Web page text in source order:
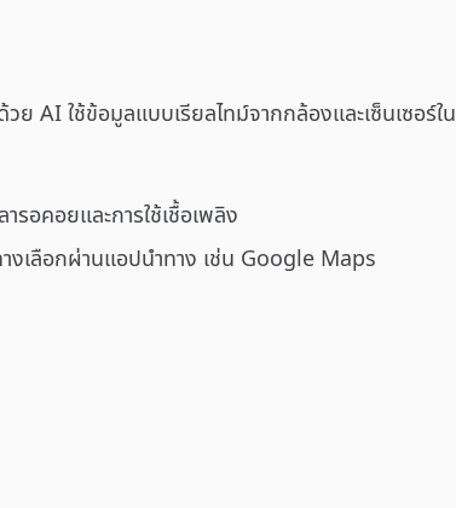
AI ใช้ข้อมูลแบบเรียลไทม์จากกล้องและเซ็นเซอร์ใน
อคอยและการใช้เชื้อเพลิง
งเลือกผ่านแอปนำทาง เช่น Google Maps